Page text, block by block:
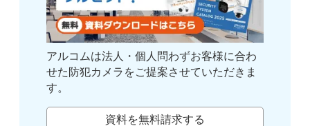
アルコムは法人・個人問わずお客様に合わ
せた防犯カメラをご提案させていただきま
す。
資料を無料請求する